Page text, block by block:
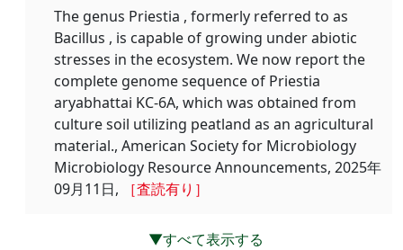
The genus Priestia , formerly referred to as
Bacillus , is capable of growing under abiotic
stresses in the ecosystem. We now report the
complete genome sequence of Priestia
aryabhattai KC-6A, which was obtained from
culture soil utilizing peatland as an agricultural
material., American Society for Microbiology
Microbiology Resource Announcements, 2025年
09月11日,
［査読有り］
▼すべて表示する